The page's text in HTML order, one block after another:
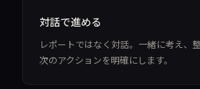
対話で進める
レポートではなく対話。一緒に考え、
次のアクションを明確にします。